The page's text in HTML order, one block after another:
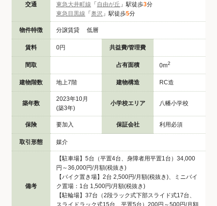
交通
東急大井町線 「 自由が丘 」駅徒歩3分
東急目黒線 「 奥沢 」駅徒歩5分
物件特徴 分譲賃貸 低層
賃料 0円 共益費/管理費
間取 占有面積 0m2
建物階数 地上7階 建物構造 RC造
築年数
2023年10月
(築3年)
小学校エリア 八幡小学校
保険 要加入 保証会社 利用必須
取引形態 媒介
備考
【駐車場】5台（平置4台、身障者用平置1台）34,000
円～36,000円/月額(税抜き)
【バイク置き場】2台 2,500円/月額(税抜き)、ミニバイ
ク置場：1台 1,500円/月額(税抜き)
【駐輪場】37台（2段ラック式下部スライド式17台、